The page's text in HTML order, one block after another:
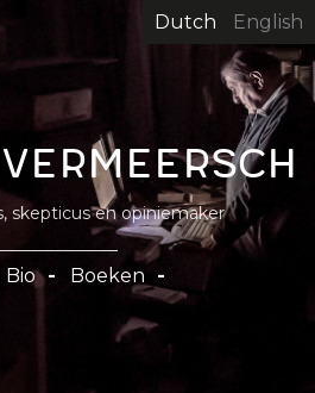
Dutch English
skepticus en opiniemaker
Bio
Boeken